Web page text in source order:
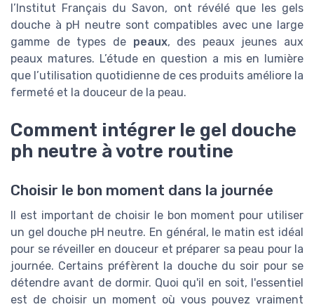
l’Institut Français du Savon, ont révélé que les gels
douche à pH neutre sont compatibles avec une large
gamme de types de peaux, des peaux jeunes aux
peaux matures. L’étude en question a mis en lumière
que l’utilisation quotidienne de ces produits améliore la
fermeté et la douceur de la peau.
Comment intégrer le gel douche
ph neutre à votre routine
Choisir le bon moment dans la journée
Il est important de choisir le bon moment pour utiliser
un gel douche pH neutre. En général, le matin est idéal
pour se réveiller en douceur et préparer sa peau pour la
journée. Certains préfèrent la douche du soir pour se
détendre avant de dormir. Quoi qu'il en soit, l'essentiel
est de choisir un moment où vous pouvez vraiment